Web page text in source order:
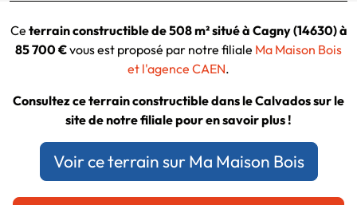
Ce terrain constructible de 508 m² situé à Cagny (14630) à
85 700 €vous est proposé par notre filiale Ma Maison Bois
et l'agence CAEN.
Consultez ce terrain constructible dans le Calvados sur le
site de notre filiale pour en savoir plus !
Voir ce terrain sur Ma Maison Bois